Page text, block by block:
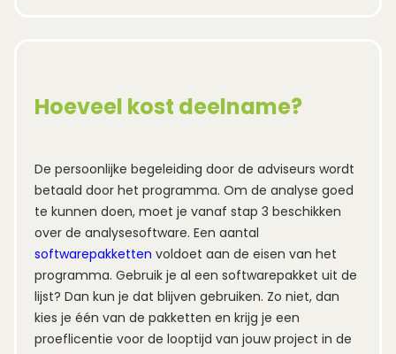
Hoeveel kost deelname?
De persoonlijke begeleiding door de adviseurs wordt
betaald door het programma. Om de analyse goed
te kunnen doen, moet je vanaf stap 3 beschikken
softwarepakketten voldoet aan de eisen van het
programma. Gebruik je al een softwarepakket uit de
lijst? Dan kun je dat blijven gebruiken. Zo niet, dan
kies je één van de pakketten en krijg je een
proeflicentie voor de looptijd van jouw project in de